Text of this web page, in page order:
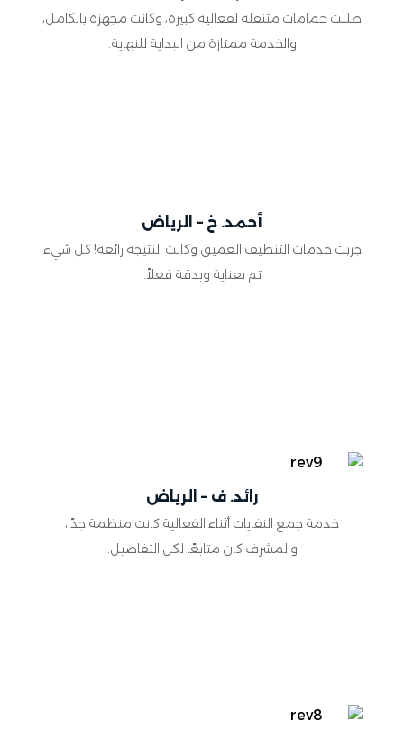
طلبت حمامات متنقلة لفعالية كبيرة، وكانت مجهزة بالكامل،
والخدمة ممتازة من البداية للنهاية.
أحمد. خ – الرياض
جربت خدمات التنظيف العميق وكانت النتيجة رائعة! كل شيء
تم بعناية وبدقة فعلاً.
رائد. ف – الرياض
خدمة جمع النفايات أثناء الفعالية كانت منظمة جدًا،
والمشرف كان متابعًا لكل التفاصيل.